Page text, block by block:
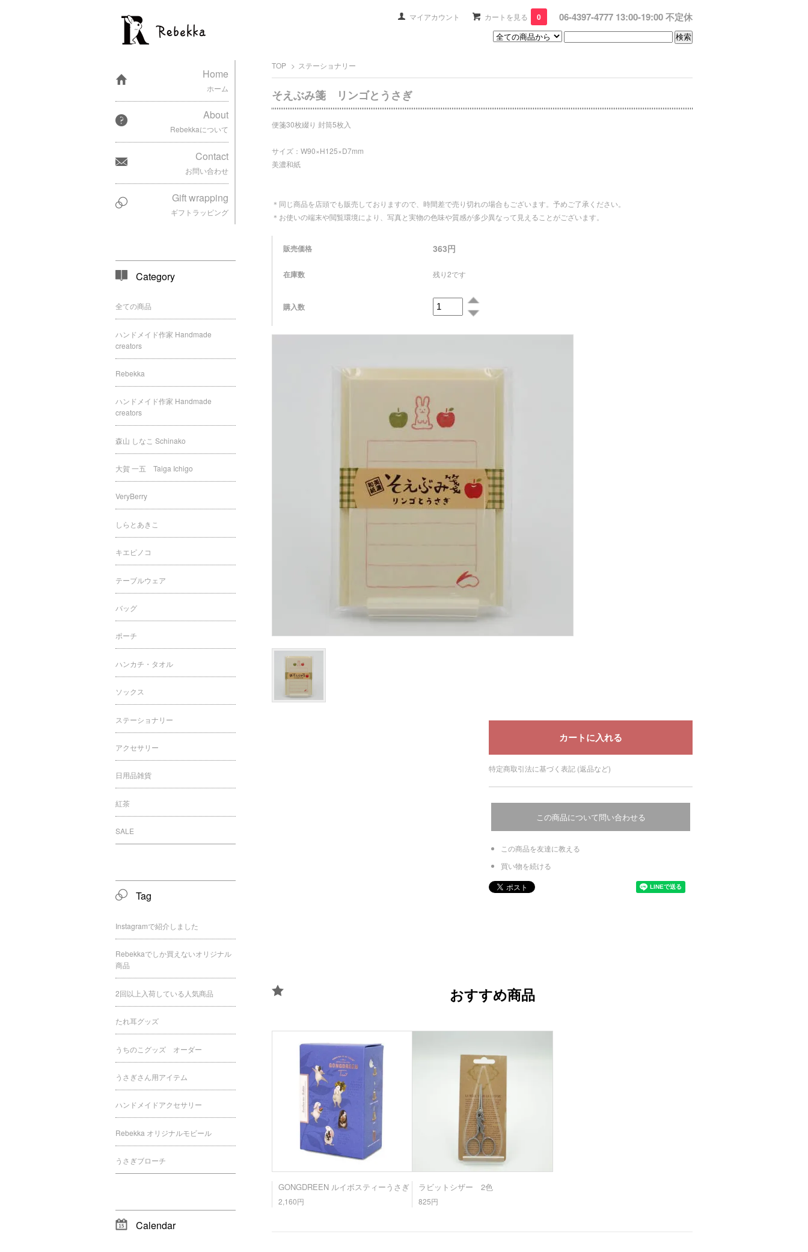
マイアカウント カートを見る 0 06-4397-4777 13:00-19:00 不定休
TOP > ステーショナリー
そえぶみ箋 リンゴとうさぎ
便箋30枚綴り 封筒5枚入
サイズ：W90×H125×D7mm
美濃和紙
＊同じ商品を店頭でも販売しておりますので、時間差で売り切れの場合もございます。予めご了承ください。
＊お使いの端末や閲覧環境により、写真と実物の色味や質感が多少異なって見えることがございます。
販売価格 363円
在庫数 残り2です
購入数
特定商取引法に基づく表記 (返品など)
この商品について問い合わせる
この商品を友達に教える
買い物を続ける
おすすめ商品
GONGDREEN ルイボスティーうさぎ
2,160円
ラビットシザー 2色
825円
Home
ホーム
About
Rebekkaについて
Contact
お問い合わせ
Gift wrapping
ギフトラッピング
Category
全ての商品
ハンドメイド作家 Handmade
creators
Rebekka
ハンドメイド作家 Handmade
creators
森山 しなこ Schinako
大賀 一五 Taiga Ichigo
VeryBerry
しらとあきこ
キエピノコ
テーブルウェア
バッグ
ポーチ
ハンカチ・タオル
ソックス
ステーショナリー
アクセサリー
日用品雑貨
紅茶
SALE
Tag
Instagramで紹介しました
Rebekkaでしか買えないオリジナル
商品
2回以上入荷している人気商品
たれ耳グッズ
うちのこグッズ オーダー
うさぎさん用アイテム
ハンドメイドアクセサリー
Rebekka オリジナルモビール
うさぎブローチ
Calendar